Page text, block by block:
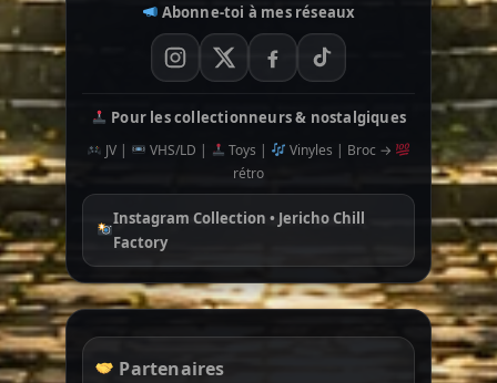
Abonne-toi à mes réseaux
Pour les collectionneurs & nostalgiques
JV | VHS/LD | Toys |
Vinyles | Broc →
rétro
Instagram Collection • Jericho Chill
Factory
Partenaires